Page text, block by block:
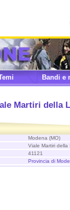
Bandi e
Martiri della
Modena (MO)
Viale Martiri della
41121
Provincia di